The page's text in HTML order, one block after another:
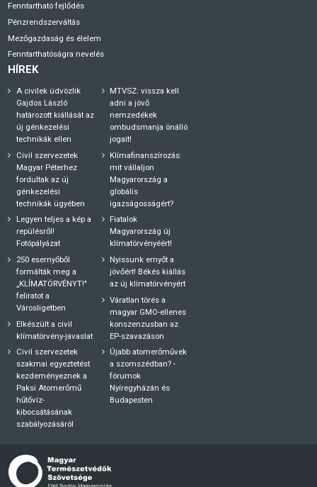
Fenntartható fejlődés
Pénzrendszerváltás
Mezőgazdaság és élelem
Fenntarthatóságra nevelés
HÍREK
A civilek üdvözlik
Gajdos László
határozott kiállását az
új génkezelési
technikák ellen
Civil szervezetek
Magyar Péterhez
fordultak az új
génkezelési
technikák ügyében
Legyen teljes a kép a
repülésről!
Fotópályázat
250 esernyőből
formálták meg a
„KLÍMATÖRVÉNYT!"
feliratot a
Városligetben
Elkészült a civil
klímatörvény-javaslat
Civil szervezetek
szakmai egyeztetést
kezdeményeznek a
Paksi Atomerőmű
hűtővíz-
kibocsátásának
szabályozásáról
MTVSZ: vissza kell
adni a jövő
nemzedékek
ombudsmanja önálló
jogait!
Klímafinanszírozás:
mit vállaljon
Magyarország a
globális
igazságosságért?
Fiatalok
Magyarország új
klímatörvényéért!
Nyissunk ernyőt a
jövőért! Békés kiállás
az új klímatörvényért
Váratlan törés a
magyar GMO-ellenes
konszenzusban az
EP-szavazáson
Újabb atomerőművek
a szomszédban? -
fórumok
Nyíregyházán és
Budapesten